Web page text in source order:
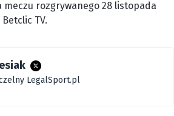
meczu rozgrywanego 28 listopada
TV.
LegalSport.pl